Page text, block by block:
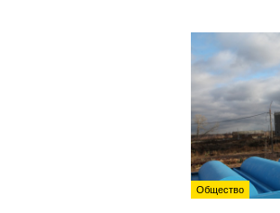
Общество